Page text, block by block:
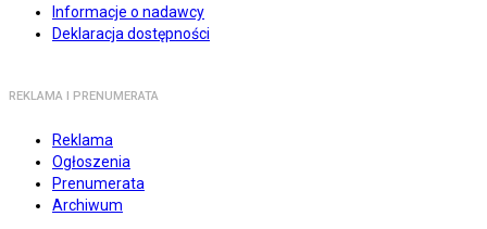
Informacje o nadawcy
Deklaracja dostępności
REKLAMA I PRENUMERATA
Reklama
Ogłoszenia
Prenumerata
Archiwum